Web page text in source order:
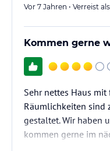
Vor 7 Jahren • Verreist
Kommen gerne
Sehr nettes Haus
Räumlichkeiten sind
gestaltet. Wir haben
kommen gerne im